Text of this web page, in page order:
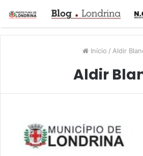
Início / Aldir
Aldir